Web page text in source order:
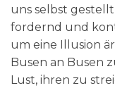
uns selbst
fordernd und
um eine Illusion
Busen an Busen
Lust, ihren zu